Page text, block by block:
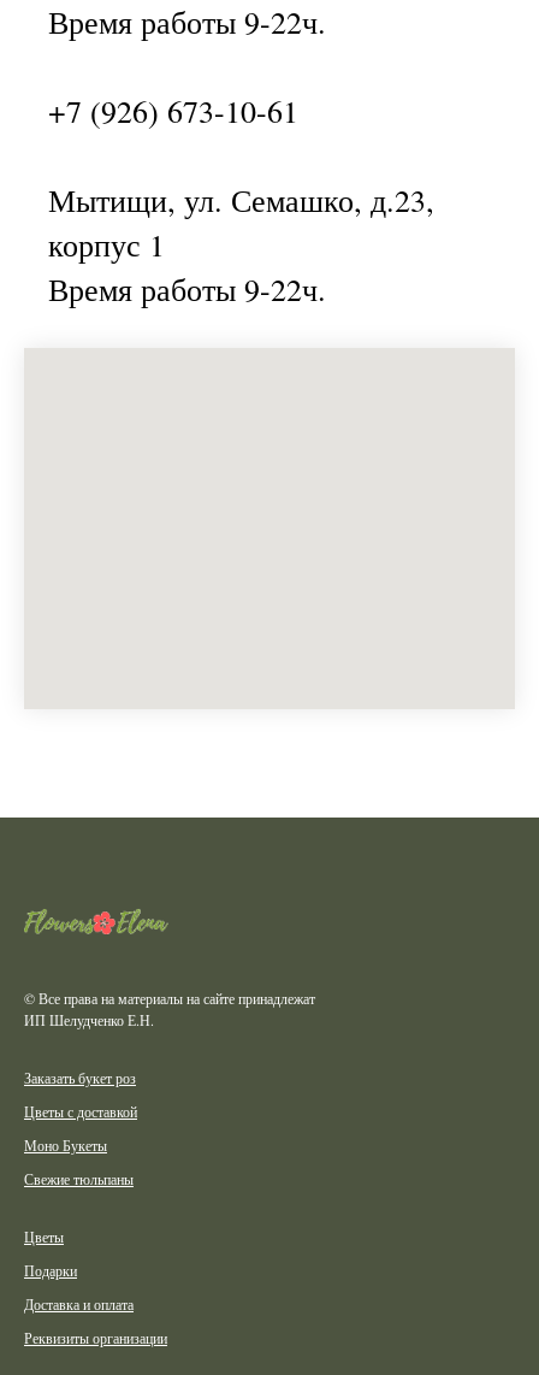
Время работы 9-22ч.
+7 (926) 673-10-61
Мытищи, ул. Семашко, д.23,
корпус 1
Время работы 9-22ч.
© Все права на материалы на сайте принадлежат
ИП Шелудченко Е.Н.
Заказать букет роз
Цветы с доставкой
Моно Букеты
Свежие тюльпаны
Цветы
Подарки
Доставка и оплата
Реквизиты организации